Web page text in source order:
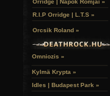
R.I.P Orridge | L.T.S »
Orcsik Roland »
Omniozis »
Kylmä Krypta »
Idles | Budapest Park »